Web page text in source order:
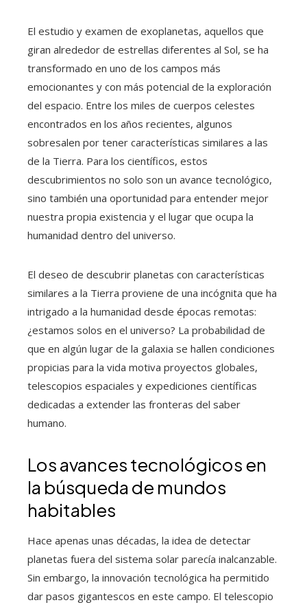
El estudio y examen de exoplanetas, aquellos que
giran alrededor de estrellas diferentes al Sol, se ha
transformado en uno de los campos más
emocionantes y con más potencial de la exploración
del espacio. Entre los miles de cuerpos celestes
encontrados en los años recientes, algunos
sobresalen por tener características similares a las
de la Tierra. Para los científicos, estos
descubrimientos no solo son un avance tecnológico,
sino también una oportunidad para entender mejor
nuestra propia existencia y el lugar que ocupa la
humanidad dentro del universo.
El deseo de descubrir planetas con características
similares a la Tierra proviene de una incógnita que ha
intrigado a la humanidad desde épocas remotas:
¿estamos solos en el universo? La probabilidad de
que en algún lugar de la galaxia se hallen condiciones
propicias para la vida motiva proyectos globales,
telescopios espaciales y expediciones científicas
dedicadas a extender las fronteras del saber
humano.
Los avances tecnológicos en
la búsqueda de mundos
habitables
Hace apenas unas décadas, la idea de detectar
planetas fuera del sistema solar parecía inalcanzable.
Sin embargo, la innovación tecnológica ha permitido
dar pasos gigantescos en este campo. El telescopio